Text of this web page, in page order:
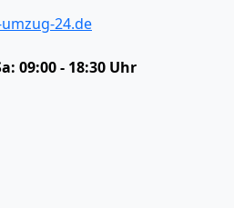
24.de
09:00 - 18:30 Uhr